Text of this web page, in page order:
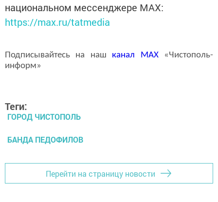
национальном мессенджере MАХ:
https://max.ru/tatmedia
Подписывайтесь на наш канал MAX«Чистополь-
информ»
Теги:
ГОРОД ЧИСТОПОЛЬ
БАНДА ПЕДОФИЛОВ
Перейти на страницу новости